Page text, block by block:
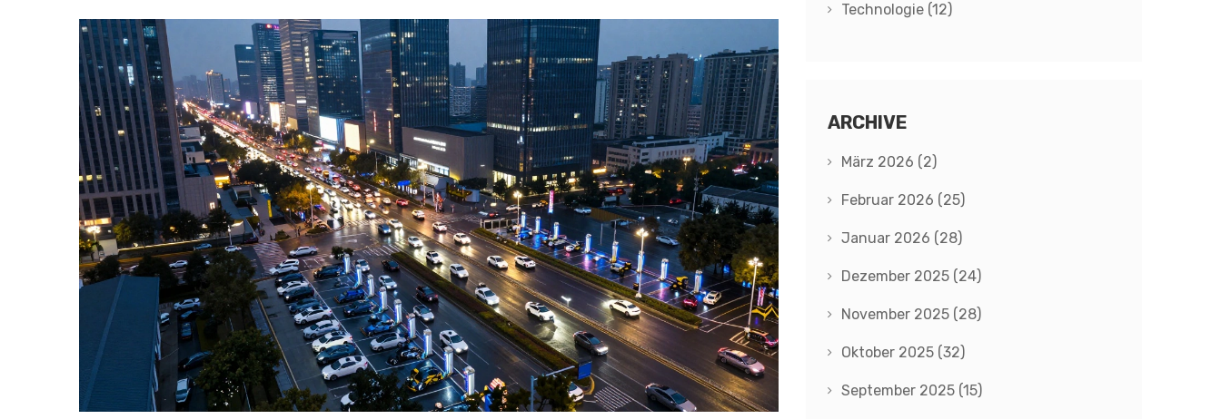
Technologie (12)
ARCHIVE
März 2026 (2)
Februar 2026 (25)
Januar 2026 (28)
Dezember 2025 (24)
November 2025 (28)
Oktober 2025 (32)
September 2025 (15)